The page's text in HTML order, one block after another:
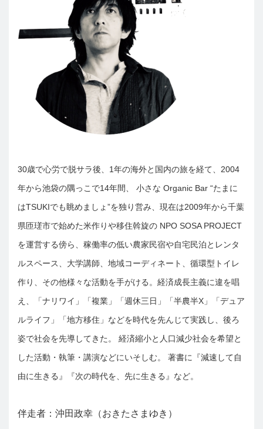
30歳で心労で脱サラ後、1年の海外と国内の旅を経て、2004
年から池袋の隅っこで14年間、 小さな Organic Bar “たまに
はTSUKIでも眺めましょ”を独り営み、現在は2009年から千葉
県匝瑳市で始めた米作りや移住斡旋の NPO SOSA PROJECT
を運営する傍ら、稼働率の低い農家民宿や自宅民泊とレンタ
ルスペース、大学講師、地域コーディネート、循環型トイレ
作り、その他様々な活動を手がける。経済成長主義に違を唱
え、「ナリワイ」「複業」「週休三日」「半農半X」「デュア
ルライフ」「地方移住」などを時代を先んじて実践し、後ろ
姿で社会を先導してきた。 経済縮小と人口減少社会を希望と
した活動・執筆・講演などにいそしむ。 著書に『減速して自
由に生きる』『次の時代を、先に生きる』など。
伴走者：沖田政幸（おきたさまゆき）